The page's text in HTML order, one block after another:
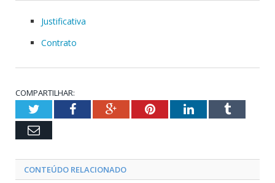
Justificativa
Contrato
COMPARTILHAR:
TwitterFacebookGoogle+PinterestLinkedInTumblr
Email
CONTEÚDO RELACIONADO